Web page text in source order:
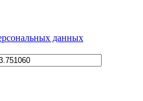
данных